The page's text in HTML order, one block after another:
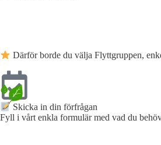
Därför borde du välja Flyttgruppen,
Skicka in din förfrågan
Fyll i vårt enkla formulär med vad du